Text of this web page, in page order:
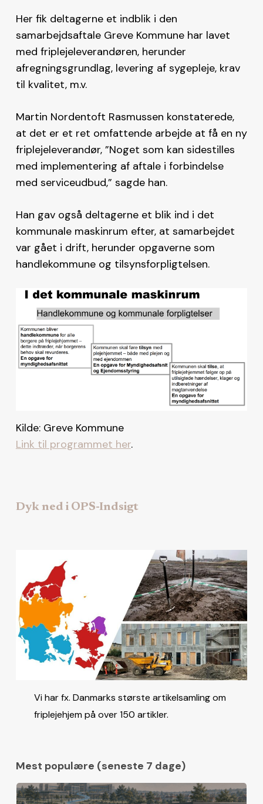
Her fik deltagerne et indblik i den
samarbejdsaftale Greve Kommune har lavet
med friplejeleverandøren, herunder
afregningsgrundlag, levering af sygepleje, krav
til kvalitet, m.v.
Martin Nordentoft Rasmussen konstaterede,
at det er et ret omfattende arbejde at få en ny
friplejeleverandør, ”Noget som kan sidestilles
med implementering af aftale i forbindelse
med serviceudbud,” sagde han.
Han gav også deltagerne et blik ind i det
kommunale maskinrum efter, at samarbejdet
var gået i drift, herunder opgaverne som
handlekommune og tilsynsforpligtelsen.
Kilde: Greve Kommune
Link til programmet her.
Dyk ned i OPS-Indsigt
Vi har fx. Danmarks største artikelsamling om
friplejehjem på over 150 artikler.
Mest populære (seneste 7 dage)